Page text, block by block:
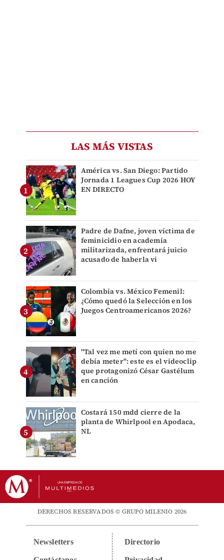
LAS MÁS VISTAS
América vs. San Diego: Partido
Jornada 1 Leagues Cup 2026 HOY
EN DIRECTO
Padre de Dafne, joven víctima de
feminicidio en academia
militarizada, enfrentará juicio
acusado de haberla vi
Colombia vs. México Femenil:
¿Cómo quedó la Selección en los
Juegos Centroamericanos 2026?
"Tal vez me metí con quien no me
debía meter": este es el videoclip
que protagonizó César Gastélum
en canción
Costará 150 mdd cierre de la
planta de Whirlpool en Apodaca,
NL
DERECHOS RESERVADOS © GRUPO MILENIO 2026
Newsletters Directorio